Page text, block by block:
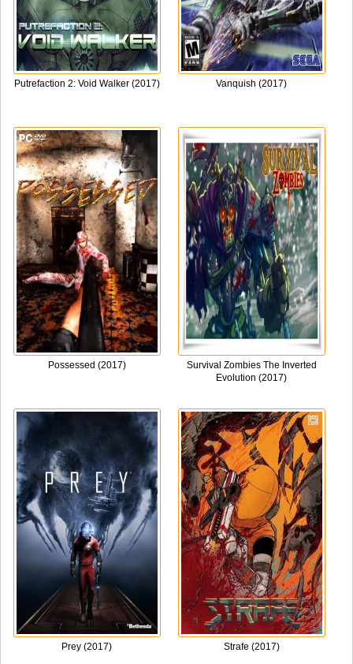
Putrefaction 2: Void Walker (2017) Vanquish (2017)
Possessed (2017)
Survival Zombies The Inverted
Evolution (2017)
Prey (2017) Strafe (2017)